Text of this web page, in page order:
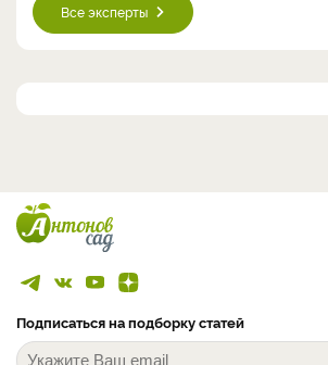
Все эксперты
Подписаться на подборку статей